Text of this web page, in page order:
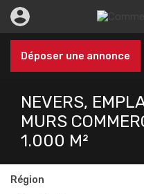
Déposer une annonce
NEVERS,
MURS
1.000 M²
Région